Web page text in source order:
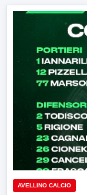
AVELLINO CALCIO